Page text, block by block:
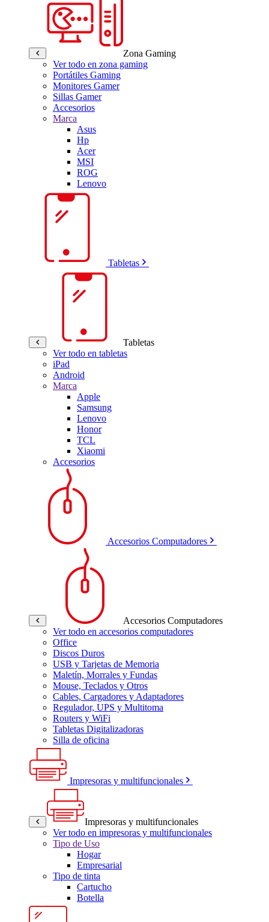
Zona Gaming
Ver todo en zona gaming
Portátiles Gaming
Monitores Gamer
Sillas Gamer
Accesorios
Marca
Asus
Hp
Acer
MSI
ROG
Lenovo
Tabletas
Tabletas
Ver todo en tabletas
iPad
Android
Marca
Apple
Samsung
Lenovo
Honor
TCL
Xiaomi
Accesorios
Accesorios Computadores
Accesorios Computadores
Ver todo en accesorios computadores
Office
Discos Duros
USB y Tarjetas de Memoria
Maletín, Morrales y Fundas
Mouse, Teclados y Otros
Cables, Cargadores y Adaptadores
Regulador, UPS y Multitoma
Routers y WiFi
Tabletas Digitalizadoras
Silla de oficina
Impresoras y multifuncionales
Impresoras y multifuncionales
Ver todo en impresoras y multifuncionales
Tipo de Uso
Hogar
Empresarial
Tipo de tinta
Cartucho
Botella